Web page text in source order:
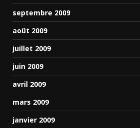
septembre 2009
août 2009
juillet 2009
juin 2009
avril 2009
mars 2009
janvier 2009